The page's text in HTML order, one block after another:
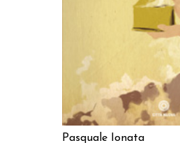
Pasquale Ionata